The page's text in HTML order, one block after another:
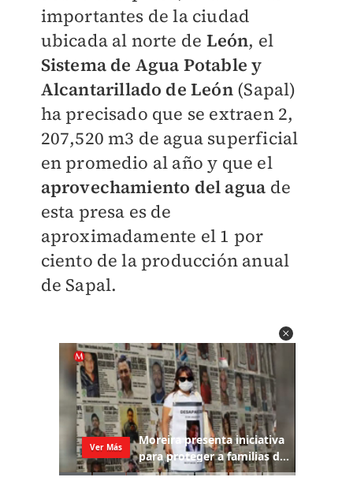
importantes de la ciudad
ubicada al norte de León, el
Sistema de Agua Potable y
Alcantarillado de León(Sapal)
ha precisado que se extraen 2,
207,520 m3 de agua superficial
en promedio al año y que el
aprovechamiento del agua de
esta presa es de
aproximadamente el 1 por
ciento de la producción anual
de Sapal.